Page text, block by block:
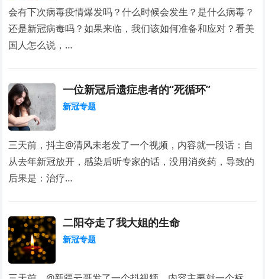
会有下次病毒疫情爆发吗？什么时候会发生？是什么病毒？
还是新冠病毒吗？如果来临，我们该如何准备和应对？看美
国人怎么说，…
一位新冠后遗症患者的“死循环”
新冠专题
三天前，抖主@清风未老发了一个视频，内容就一段话：自
从去年新冠放开，感染后听专家的话，没用消炎药，导致的
后果是：治疗…
二阳夺走了我大姐的生命
新冠专题